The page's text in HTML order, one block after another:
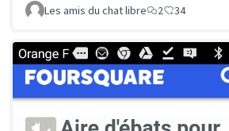
Les amis du chat libre 2 34